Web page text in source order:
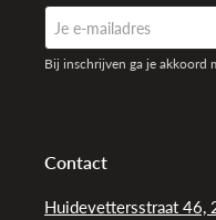
Contact
Huidevettersstraat 46,
Bij inschrijven ga je akkoord